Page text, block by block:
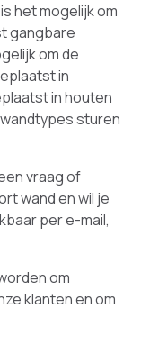
het mogelijk om
gangbare
om de
in
in houten
sturen
vraag of
wand en wil je
per e-mail,
om
klanten en om